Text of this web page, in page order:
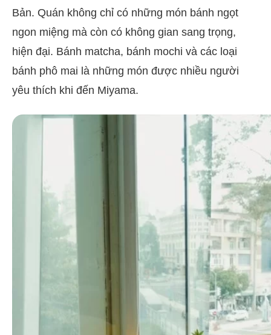
Bản. Quán không chỉ có những món bánh ngọt
ngon miệng mà còn có không gian sang trọng,
hiện đại. Bánh matcha, bánh mochi và các loại
bánh phô mai là những món được nhiều người
yêu thích khi đến Miyama.